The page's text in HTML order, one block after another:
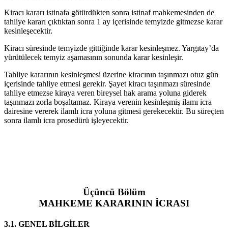
Kiracı kararı istinafa götürdükten sonra istinaf mahkemesinden de
tahliye kararı çıktıktan sonra 1 ay içerisinde temyizde gitmezse karar
kesinleşecektir.
Kiracı süresinde temyizde gittiğinde karar kesinleşmez. Yargıtay’da
yürütülecek temyiz aşamasının sonunda karar kesinleşir.
Tahliye kararının kesinleşmesi üzerine kiracının taşınmazı otuz gün
içerisinde tahliye etmesi gerekir. Şayet kiracı taşınmazı süresinde
tahliye etmezse kiraya veren bireysel hak arama yoluna giderek
taşınmazı zorla boşaltamaz. Kiraya verenin kesinleşmiş ilamı icra
dairesine vererek ilamlı icra yoluna gitmesi gerekecektir. Bu süreçten
sonra ilamlı icra prosedürü işleyecektir.
Üçüncü Bölüm
MAHKEME KARARININ İCRASI
3.1. GENEL BİLGİLER